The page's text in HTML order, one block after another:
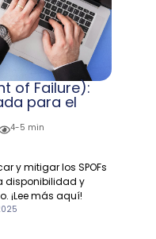
of Failure):
para el
4-5 min
y mitigar los SPOFs
disponibilidad y
¡Lee más aquí!